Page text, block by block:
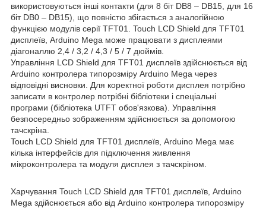
використовуються інші контакти (для 8 біт DB8 – DB15, для 16
біт DB0 – DB15), що повністю збігається з аналогійною
функцією модулів серії TFT01. Touch LCD Shield для TFT01
дисплеїв, Arduino Mega може працювати з дисплеями
діагоналлю 2,4 / 3,2 / 4,3 / 5 / 7 дюймів.
Управління LCD Shield для TFT01 дисплеїв здійснюється від
Arduino контролера типорозміру Arduino Mega через
відповідні висновки. Для коректної роботи дисплея потрібно
записати в контролер потрібні бібліотеки і спеціальні
програми (бібліотека UTFT обов'язкова). Управління
безпосередньо зображенням здійснюється за допомогою
тачскріна.
Touch LCD Shield для TFT01 дисплеїв, Arduino Mega має
кілька інтерфейсів для підключення живлення
мікроконтролера та модуля дисплея з тачскріном.
Харчування Touch LCD Shield для TFT01 дисплеїв, Arduino
Mega здійснюється або від Arduino контролера типорозміру